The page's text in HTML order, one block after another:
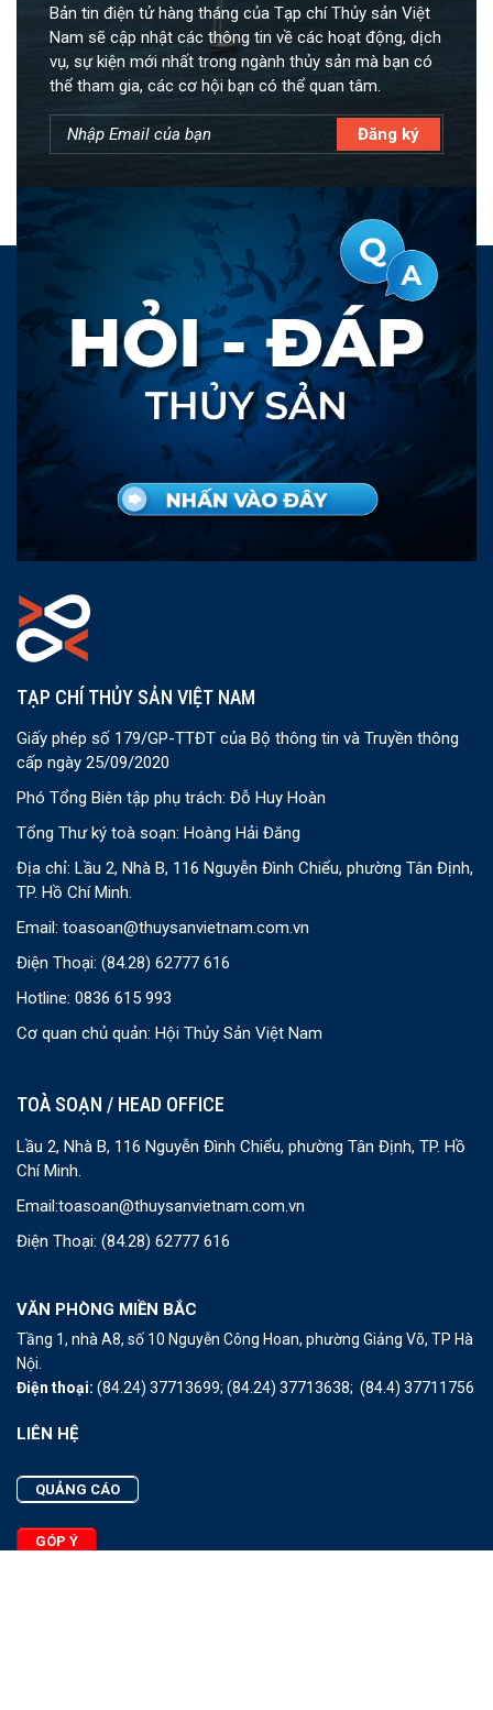
Bản tin điện tử hàng tháng của Tạp chí Thủy sản Việt
Nam sẽ cập nhật các thông tin về các hoạt động, dịch
vụ, sự kiện mới nhất trong ngành thủy sản mà bạn có
thể tham gia, các cơ hội bạn có thể quan tâm.
TẠP CHÍ THỦY SẢN VIỆT NAM
Giấy phép số 179/GP-TTĐT của Bộ thông tin và Truyền thông
cấp ngày 25/09/2020
Phó Tổng Biên tập phụ trách: Đỗ Huy Hoàn
Tổng Thư ký toà soạn: Hoàng Hải Đăng
Địa chỉ: Lầu 2, Nhà B, 116 Nguyễn Đình Chiểu, phường Tân Định,
TP. Hồ Chí Minh.
Email: toasoan@thuysanvietnam.com.vn
Điện Thoại: (84.28) 62777 616
Hotline: 0836 615 993
Cơ quan chủ quản: Hội Thủy Sản Việt Nam
TOÀ SOẠN / HEAD OFFICE
Lầu 2, Nhà B, 116 Nguyễn Đình Chiểu, phường Tân Định, TP. Hồ
Chí Minh.
Email:toasoan@thuysanvietnam.com.vn
Điện Thoại: (84.28) 62777 616
VĂN PHÒNG MIỀN BẮC
Tầng 1, nhà A8, số 10 Nguyễn Công Hoan, phường Giảng Võ, TP Hà
Nội.
Điện thoại: (84.24) 37713699; (84.24) 37713638; (84.4) 37711756
LIÊN HỆ
QUẢNG CÁO
GÓP Ý